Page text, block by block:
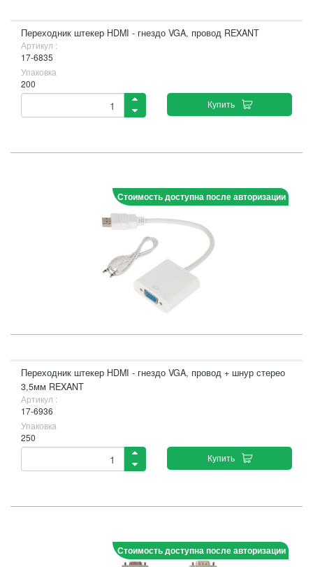
Переходник штекер HDMI - гнездо VGA, провод REXANT
Артикул :
17-6835
Упаковка
200
Купить
Стоимость доступна после авторизации
Переходник штекер HDMI - гнездо VGA, провод + шнур стерео
3,5мм REXANT
Артикул :
17-6936
Упаковка
250
Купить
Стоимость доступна после авторизации